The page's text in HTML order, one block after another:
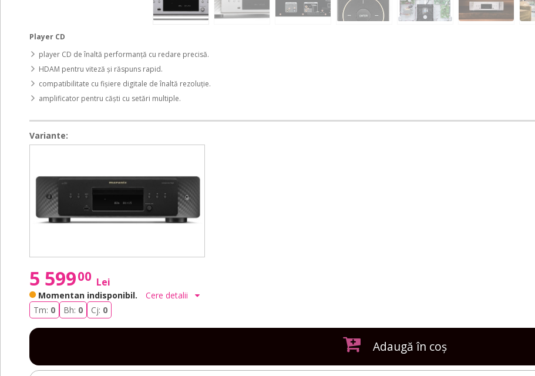
Player CD
player CD de înaltă performanță cu redare precisă.
HDAM pentru viteză și răspuns rapid.
compatibilitate cu fișiere digitale de înaltă rezoluție.
amplificator pentru căști cu setări multiple.
Variante:
BLACK
BLACK
5 59900 Lei
Momentan indisponibil.
Cere detalii
Tm: 0 Bh: 0 Cj: 0
Adaugă în coș